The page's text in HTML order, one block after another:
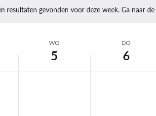
Bericht
resultaten gevonden voor deze week. Ga naar de
WO
5
DO
6